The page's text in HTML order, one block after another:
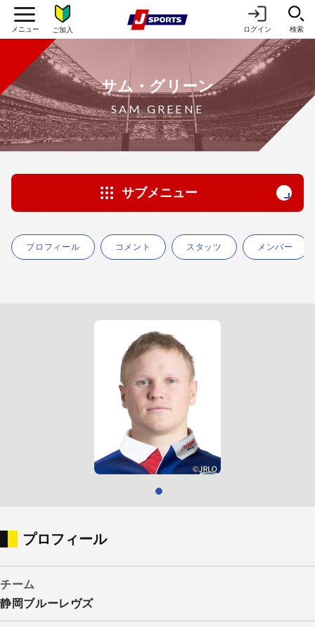
ご加入 ログイン 検索
サム・グリーン
SAM GREENE
サブメニュー
プロフィール コメント スタッツ メンバー
プロフィール
チーム
静岡ブルーレヴズ